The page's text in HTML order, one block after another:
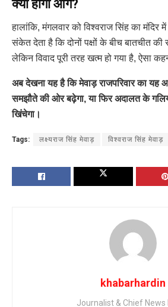
क्या होगा आगे?
हालांकि, मंगलवार को विश्वराज सिंह का
संकेत देता है कि दोनों पक्षों के बीच बातचीत
लेकिन विवाद पूरी तरह खत्म हो गया है, ऐसा
अब देखना यह है कि मेवाड़ राजपरिवार का यह
समझौते की ओर बढ़ेगा, या फिर अदालत के
खिंचेगा।
Tags: लक्ष्यराज सिंह मेवाड़ विश्वराज सिंह मेवाड़
khabarhardin
Journalist & Chief News